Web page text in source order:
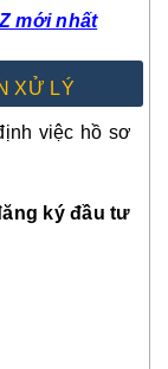
mới nhất
XỬ LÝ
việc hồ sơ
ký đầu tư